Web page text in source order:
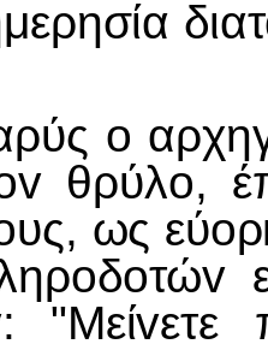
θρύλo,
ως